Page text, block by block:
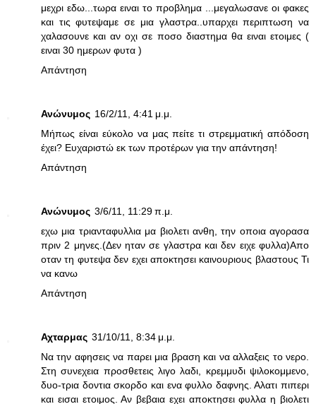
μεχρι εδω...τωρα ειναι το προβλημα ...μεγαλωσανε οι φακες
και τις φυτεψαμε σε μια γλαστρα..υπαρχει περιπτωση να
χαλασουνε και αν οχι σε ποσο διαστημα θα ειναι ετοιμες (
ειναι 30 ημερων φυτα )
Απάντηση
Ανώνυμος 16/2/11, 4:41 μ.μ.
Μήπως είναι εύκολο να μας πείτε τι στρεμματική απόδοση
έχει? Ευχαριστώ εκ των προτέρων για την απάντηση!
Απάντηση
Ανώνυμος 3/6/11, 11:29 π.μ.
εχω μια τριανταφυλλια μα βιολετι ανθη, την οποια αγορασα
πριν 2 μηνες.(Δεν ηταν σε γλαστρα και δεν ειχε φυλλα)Απο
οταν τη φυτεψα δεν εχει αποκτησει καινουριους βλαστους Τι
να κανω
Απάντηση
Αχταρμας 31/10/11, 8:34 μ.μ.
Να την αφησεις να παρει μια βραση και να αλλαξεις το νερο.
Στη συνεχεια προσθετεις λιγο λαδι, κρεμμυδι ψιλοκομμενο,
δυο-τρια δοντια σκορδο και ενα φυλλο δαφνης. Αλατι πιπερι
και εισαι ετοιμος. Αν βεβαια εχει αποκτησει φυλλα η βιολετι